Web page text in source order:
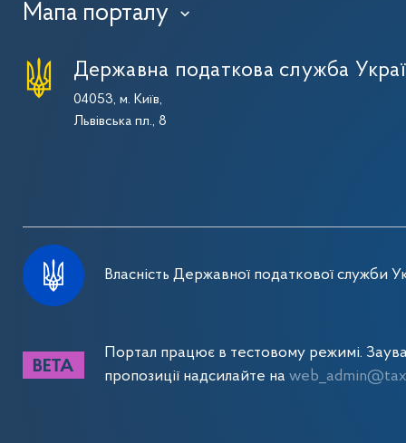
Мапа порталу ›
Державна податкова служба
04053, м. Київ,
Львівська пл., 8
Власність Державної податкової служби
Портал працює в тестовому режимі.
пропозиції надсилайте на